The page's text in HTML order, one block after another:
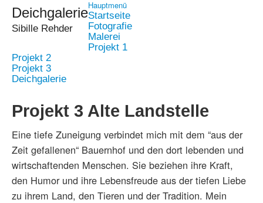
Deichgalerie
Sibille Rehder
Hauptmenü
Startseite
Fotografie
Malerei
Projekt 1
Projekt 2
Projekt 3
Deichgalerie
Projekt 3 Alte Landstelle
Eine tiefe Zuneigung verbindet mich mit dem “aus der
Zeit gefallenen“ Bauernhof und den dort lebenden und
wirtschaftenden Menschen. Sie beziehen ihre Kraft,
den Humor und ihre Lebensfreude aus der tiefen Liebe
zu ihrem Land, den Tieren und der Tradition. Mein